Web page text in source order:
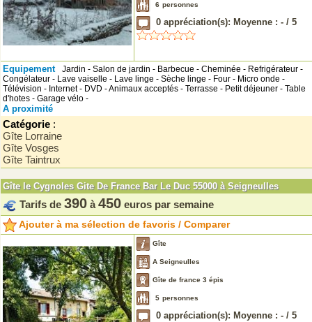
6 personnes
0 appréciation(s): Moyenne : - / 5
Equipement
Jardin - Salon de jardin - Barbecue - Cheminée - Refrigérateur -
Congélateur - Lave vaiselle - Lave linge - Sèche linge - Four - Micro onde -
Télévision - Internet - DVD - Animaux acceptés - Terrasse - Petit déjeuner - Table
d'hotes - Garage vélo -
A proximité
Catégorie :
Gîte Lorraine
Gîte Vosges
Gîte Taintrux
Gîte le Cygnoles Gite De France Bar Le Duc 55000 à Seigneulles
Tarifs de 390 à 450 euros par semaine
Ajouter à ma sélection de favoris / Comparer
Gîte
A Seigneulles
Gîte de france 3 épis
5 personnes
0 appréciation(s): Moyenne : - / 5